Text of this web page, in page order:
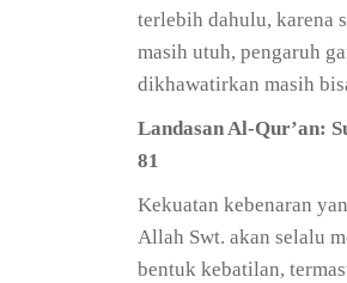
terlebih dahulu, karena
masih utuh, pengaruh
dikhawatirkan masih
Landasan Al-Qur’an:
81
Kekuatan kebenaran
Allah Swt. akan selalu
bentuk kebatilan,